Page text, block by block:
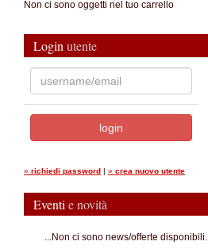
Non ci sono oggetti nel tuo carrello
Login utente
» richiedi password | » crea nuovo utente
Eventi e novità
...Non ci sono news/offerte disponibili.